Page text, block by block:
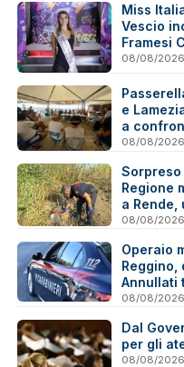
Miss
Vescio
Framesi
08/08/2026
e
a
e tempi
08/08/2026
Regione
a Rende,
08/08/
Operaio
Reggino,
Annullati
paese
08/08/2026
Dal
per gli
08/08/2026